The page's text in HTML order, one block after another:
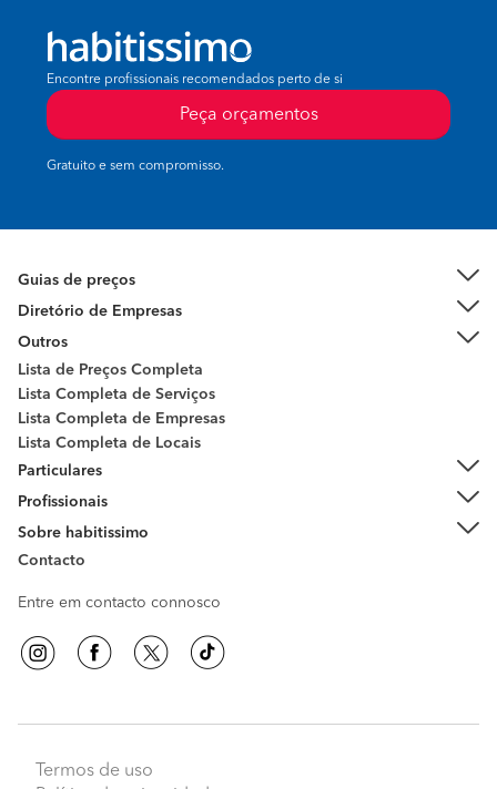
Encontre profissionais recomendados perto de si
Peça orçamentos
Gratuito e sem compromisso.
Guias de preços
Diretório de Empresas
Outros
Lista de Preços Completa
Lista Completa de Serviços
Lista Completa de Empresas
Lista Completa de Locais
Particulares
Profissionais
Sobre habitissimo
Contacto
Entre em contacto connosco
Termos de uso